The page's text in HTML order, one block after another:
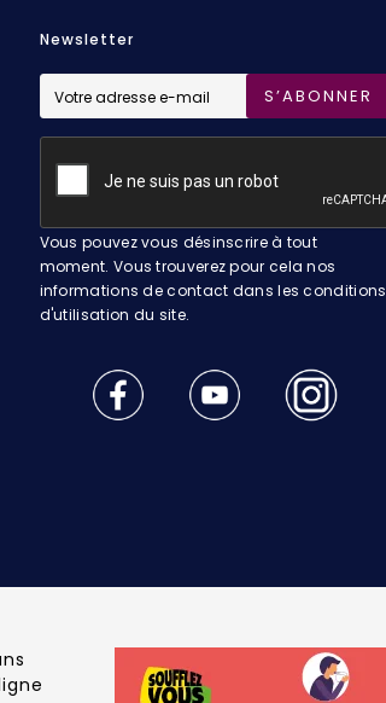
Newsletter
S’ABONNER
Vous pouvez vous désinscrire à tout
moment. Vous trouverez pour cela nos
informations de contact dans les conditions
d'utilisation du site.